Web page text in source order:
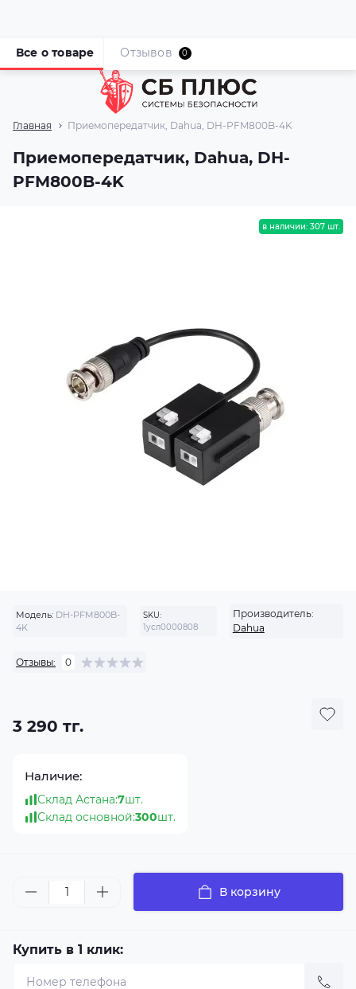
Главная Приемопередатчик, Dahua, DH-PFM800B-4K
Приемопередатчик, Dahua, DH-
PFM800B-4K
Все о товаре Отзывов 0
в наличии: 307 шт.
Модель: DH-PFM800B-
4K
SKU:
1усл0000808
Производитель:
Dahua
Отзывы: 0
3 290 тг.
Наличие:
Склад Астана:7шт.
Склад основной:300шт.
В корзину
Купить в 1 клик: